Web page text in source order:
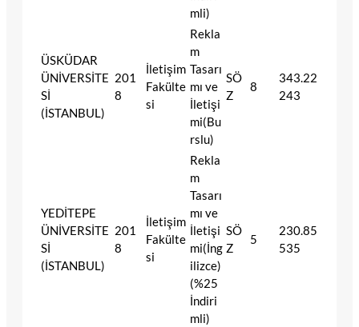
mli)
ÜSKÜDAR
ÜNİVERSİTE
Sİ
(İSTANBUL)
201
8
İletişim
Fakülte
si
Rekla
m
Tasarı
mı ve
İletişi
mi(Bu
rslu)
SÖ
Z
8
343.22
243
YEDİTEPE
ÜNİVERSİTE
Sİ
(İSTANBUL)
201
8
İletişim
Fakülte
si
Rekla
m
Tasarı
mı ve
İletişi
mi(İng
ilizce)
(%25
İndiri
mli)
SÖ
Z
5
230.85
535